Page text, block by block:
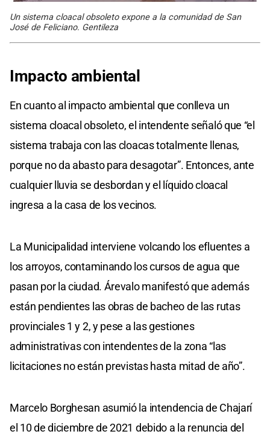
Un sistema cloacal obsoleto expone a la comunidad de San
José de Feliciano. Gentileza
Impacto ambiental
En cuanto al impacto ambiental que conlleva un
sistema cloacal obsoleto, el intendente señaló que “el
sistema trabaja con las cloacas totalmente llenas,
porque no da abasto para desagotar”. Entonces, ante
cualquier lluvia se desbordan y el líquido cloacal
ingresa a la casa de los vecinos.
La Municipalidad interviene volcando los efluentes a
los arroyos, contaminando los cursos de agua que
pasan por la ciudad. Árevalo manifestó que además
están pendientes las obras de bacheo de las rutas
provinciales 1 y 2, y pese a las gestiones
administrativas con intendentes de la zona “las
licitaciones no están previstas hasta mitad de año”.
Marcelo Borghesan asumió la intendencia de Chajarí
el 10 de diciembre de 2021 debido a la renuncia del